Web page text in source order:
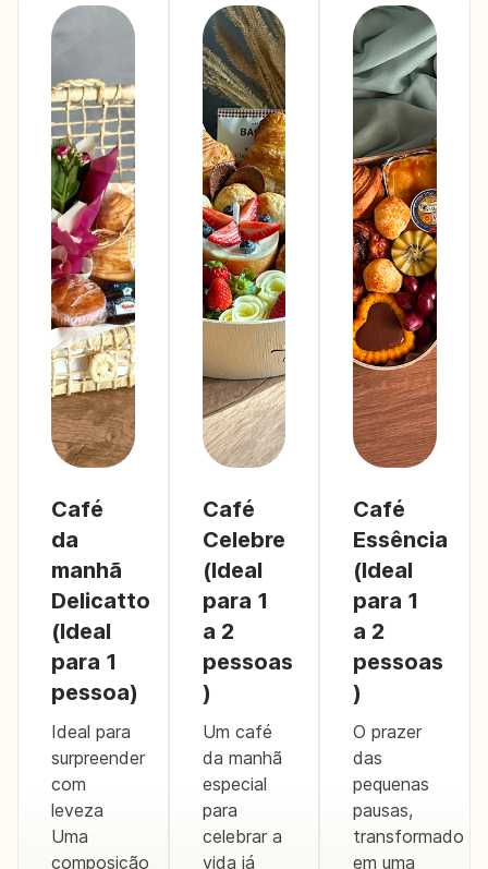
Café
da
manhã
Delicatto
(Ideal
para 1
pessoa)
Ideal para
surpreender
com
leveza
Uma
composição
Café
Celebre
(Ideal
para 1
a 2
pessoas
)
Um café
da manhã
especial
para
celebrar a
vida já
Café
Essência
(Ideal
para 1
a 2
pessoas
)
O prazer
das
pequenas
pausas,
transformado
em uma